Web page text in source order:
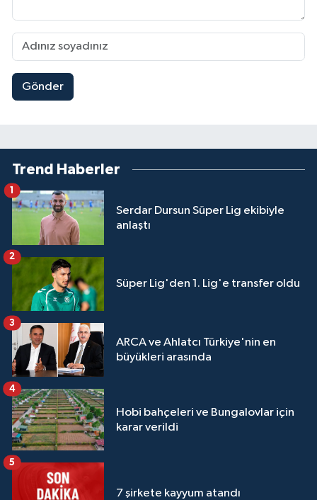
Gönder
Trend Haberler
Serdar Dursun Süper Lig ekibiyle
anlaştı
1
Süper Lig'den 1. Lig'e transfer oldu
2
ARCA ve Ahlatcı Türkiye'nin en
büyükleri arasında
3
Hobi bahçeleri ve Bungalovlar için
karar verildi
4
7 şirkete kayyum atandı
5